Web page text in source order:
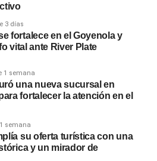
incautados será determinante
en las próximas
3 días
fortalece en el Goyenola y
vital ante River Plate
1 semana
una nueva sucursal en
fortalecer la atención en el
semana
su oferta turística con una
y un mirador de